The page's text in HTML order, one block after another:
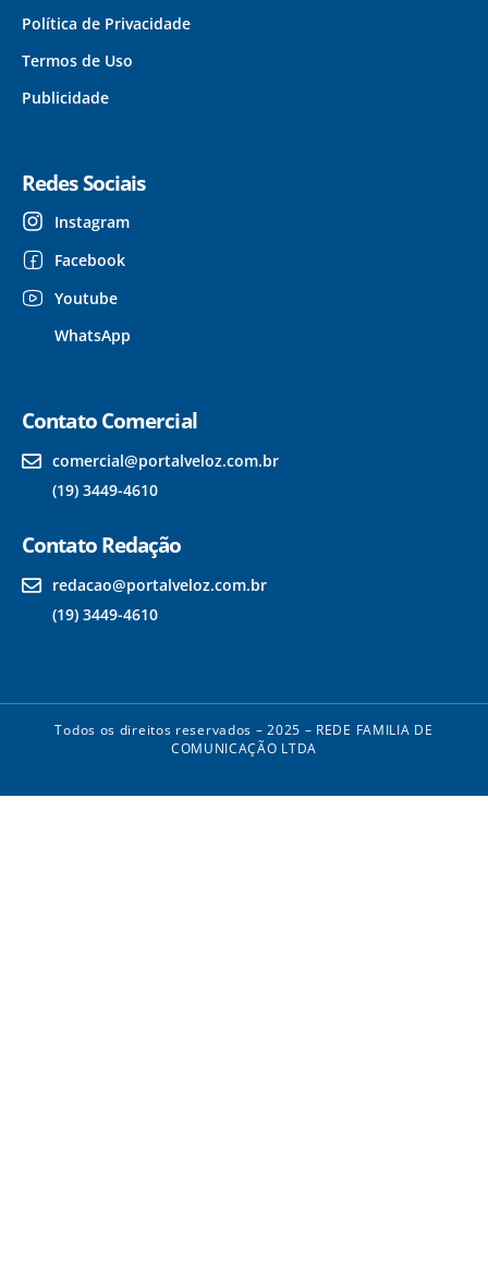
Política de Privacidade
Termos de Uso
Publicidade
Redes Sociais
Instagram
Facebook
Youtube
WhatsApp
Contato Comercial
comercial@portalveloz.com.br
(19) 3449-4610
Contato Redação
redacao@portalveloz.com.br
(19) 3449-4610
Todos os direitos reservados – 2025 – REDE FAMILIA DE
COMUNICAÇÃO LTDA